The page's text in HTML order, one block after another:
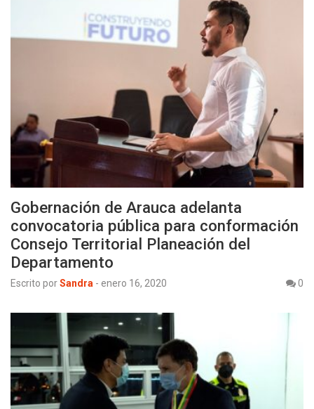
Gobernación de Arauca adelanta
convocatoria pública para conformación
Consejo Territorial Planeación del
Departamento
Escrito porSandra - enero 16, 2020 0